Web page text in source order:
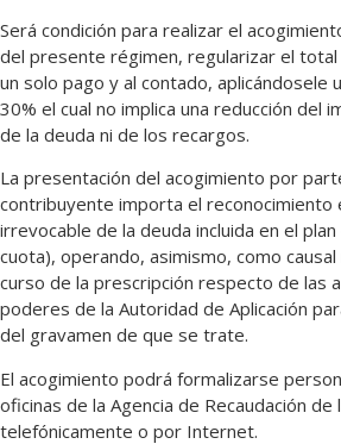
Será condición para realizar el
del presente régimen, regularizar el total
un solo pago y al contado, aplicándosele
30% el cual no implica una reducción del
de la deuda ni de los recargos.
La presentación del acogimiento por
contribuyente importa el reconocimiento
irrevocable de la deuda incluida en el
cuota), operando, asimismo, como
curso de la prescripción respecto de las
poderes de la Autoridad de Aplicación
del gravamen de que se trate.
El acogimiento podrá formalizarse
oficinas de la Agencia de Recaudación de
telefónicamente o por Internet.